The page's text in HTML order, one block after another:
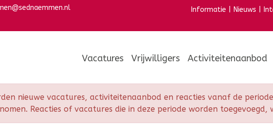
Informatie Nieuws
Vacatures Vrijwilligers Activiteitenaanbod
nieuwe vacatures, activiteitenaanbod en reacties vanaf de periode
Reacties of vacatures die in deze periode worden toegevoegd,